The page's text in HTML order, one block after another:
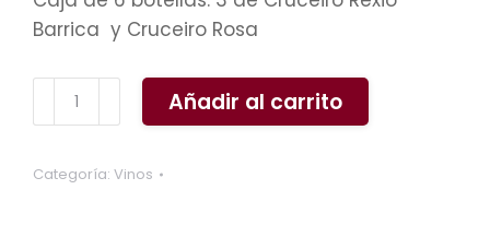
Barrica y Cruceiro Rosa
Pack
Cruceiro
&
Añadir al carrito
Categoría: Vinos